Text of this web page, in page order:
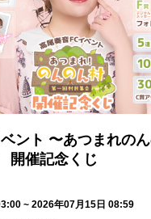
止しております。
ント 〜あつまれの
開催記念くじ
~2026年07月15日 08:59